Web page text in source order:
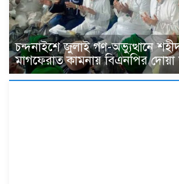
চন্দনাইশে জুলাই গণ-অভ্যুত্থানে
মাগফেরাত কামনায় বিএনপির দোয়া